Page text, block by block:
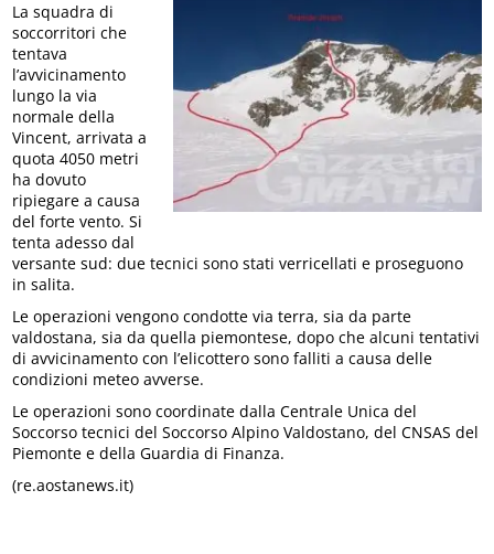
La squadra di
soccorritori che
tentava
l’avvicinamento
lungo la via
normale della
Vincent, arrivata a
quota 4050 metri
ha dovuto
ripiegare a causa
del forte vento. Si
tenta adesso dal
versante sud: due tecnici sono stati verricellati e proseguono
in salita.
Le operazioni vengono condotte via terra, sia da parte
valdostana, sia da quella piemontese, dopo che alcuni tentativi
di avvicinamento con l’elicottero sono falliti a causa delle
condizioni meteo avverse.
Le operazioni sono coordinate dalla Centrale Unica del
Soccorso tecnici del Soccorso Alpino Valdostano, del CNSAS del
Piemonte e della Guardia di Finanza.
(re.aostanews.it)